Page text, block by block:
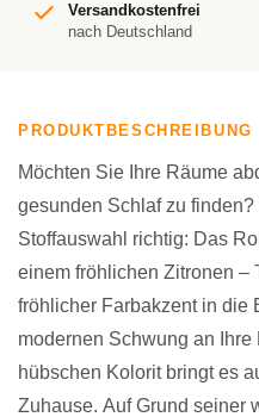
Versandkostenfrei
nach Deutschland
PRODUKTBESCHREIBUNG
Möchten Sie Ihre Räume
gesunden Schlaf zu
Stoffauswahl richtig: Das
einem fröhlichen Zitronen –
fröhlicher Farbakzent in die
modernen Schwung an
hübschen Kolorit bringt es
Zuhause. Auf Grund seiner